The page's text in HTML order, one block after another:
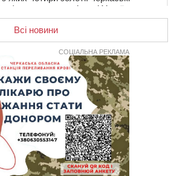
на чемпіонаті України
протримається ще день
запрошують на зустріч із
Teacher Prize Ukraine 2023
протаранила Duster, коли
початку року зросла кількість
укусів тварин
квартира стала прикладом
України
50 найпопулярніших вишів України
Всі новини
СОЦІАЛЬНА РЕКЛАМА